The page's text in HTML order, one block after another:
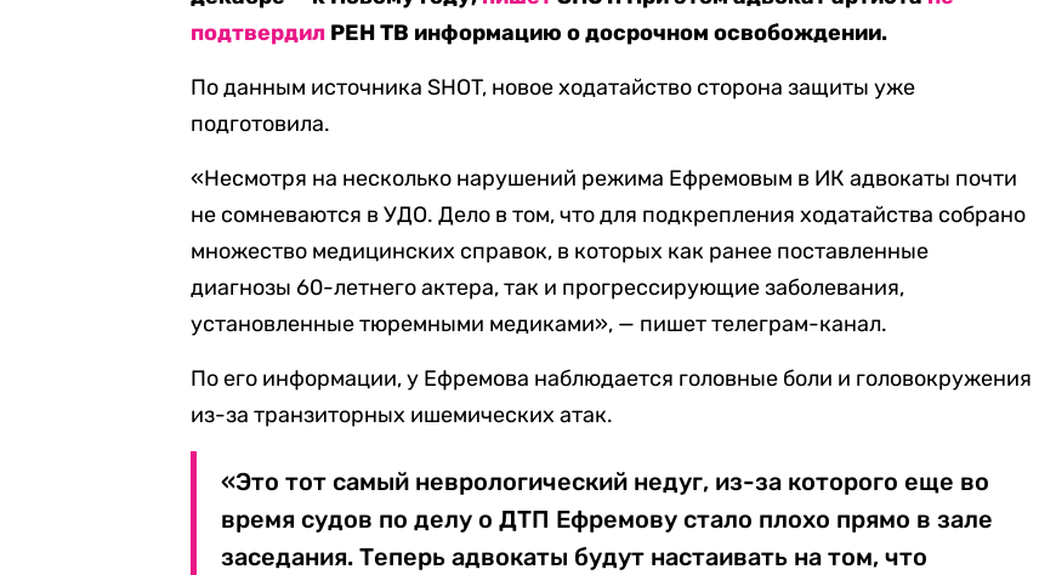
подтвердил РЕН ТВ информацию о досрочном освобождении.
По данным источника SHOT, новое ходатайство сторона защиты уже
подготовила.
«Несмотря на несколько нарушений режима Ефремовым в ИК адвокаты почти
не сомневаются в УДО. Дело в том, что для подкрепления ходатайства собрано
множество медицинских справок, в которых как ранее поставленные
диагнозы 60-летнего актера, так и прогрессирующие заболевания,
установленные тюремными медиками», — пишет телеграм-канал.
По его информации, у Ефремова наблюдается головные боли и головокружения
из-за транзиторных ишемических атак.
«Это тот самый неврологический недуг, из-за которого еще во
время судов по делу о ДТП Ефремову стало плохо прямо в зале
заседания. Теперь адвокаты будут настаивать на том, что